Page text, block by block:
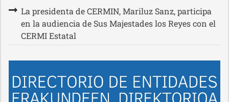
La presidenta de CERMIN, Mariluz Sanz, participa
en la audiencia de Sus Majestades los Reyes con el
CERMI Estatal